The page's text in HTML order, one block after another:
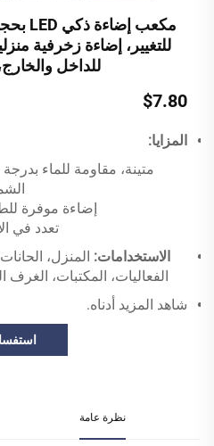
للتغيير، إضاءة زخرفية
للداخل
$7.80
المزايا:
إضاءة موفرة للطاقة
تعدد في
الاستخدامات:
الفعاليات، المكتبات، الغرف
شاهد المزيد أدناه.
نظرة عامة